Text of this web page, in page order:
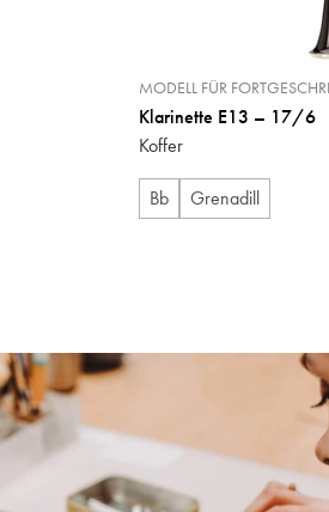
MODELL FÜR
Klarinette E13 – 17/6
Koffer
Bb Grenadill